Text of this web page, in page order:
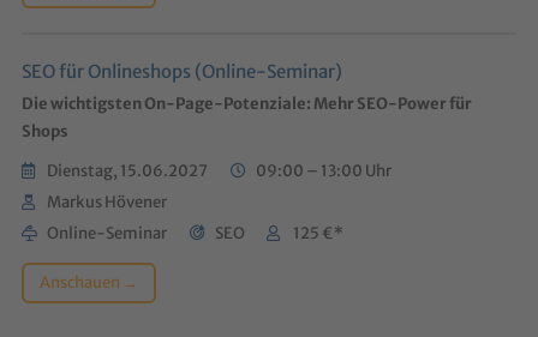
SEO für Onlineshops (Online-Seminar)
Die wichtigsten On-Page-Potenziale: Mehr SEO-Power für
Shops
Dienstag, 15.06.2027
09:00 – 13:00 Uhr
Markus Hövener
Online-Seminar
SEO 125 €*
Anschauen →